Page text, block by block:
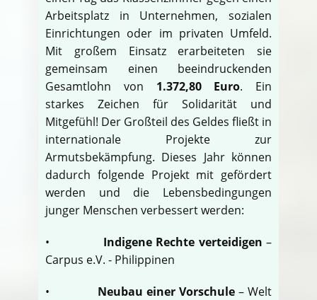
Arbeitsplatz in Unternehmen, sozialen
Einrichtungen oder im privaten Umfeld.
Mit großem Einsatz erarbeiteten sie
gemeinsam einen beeindruckenden
Gesamtlohn von 1.372,80 Euro. Ein
starkes Zeichen für Solidarität und
Mitgefühl! Der Großteil des Geldes fließt in
internationale Projekte zur
Armutsbekämpfung. Dieses Jahr können
dadurch folgende Projekt mit gefördert
werden und die Lebensbedingungen
junger Menschen verbessert werden:
• Indigene Rechte verteidigen –
Carpus e.V. - Philippinen
• Neubau einer Vorschule – Welt